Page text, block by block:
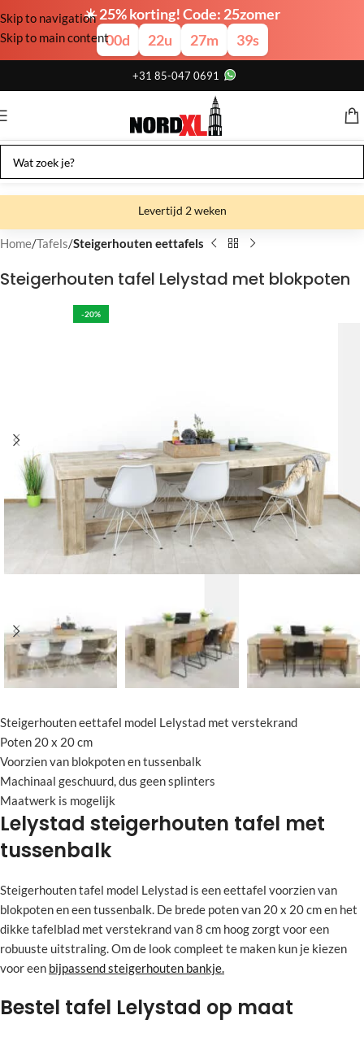
☀️ 25% korting! Code: 25zomer
00d 22u 27m 38s
Skip to navigation
Skip to main content
+31 85-047 0691
Levertijd 2 weken
Gratis verzending
Gratis afhalen
Home Tafels Steigerhouten eettafels
Steigerhouten tafel Lelystad met blokpoten
-20%
Steigerhouten eettafel model Lelystad met verstekrand
Poten 20 x 20 cm
Voorzien van blokpoten en tussenbalk
Machinaal geschuurd, dus geen splinters
Maatwerk is mogelijk
Lelystad steigerhouten tafel met
tussenbalk
Steigerhouten tafel model Lelystad is een eettafel voorzien van
blokpoten en een tussenbalk. De brede poten van 20 x 20 cm en het
dikke tafelblad met verstekrand van 8 cm hoog zorgt voor een
robuuste uitstraling. Om de look compleet te maken kun je kiezen
voor een bijpassend steigerhouten bankje.
Bestel tafel Lelystad op maat